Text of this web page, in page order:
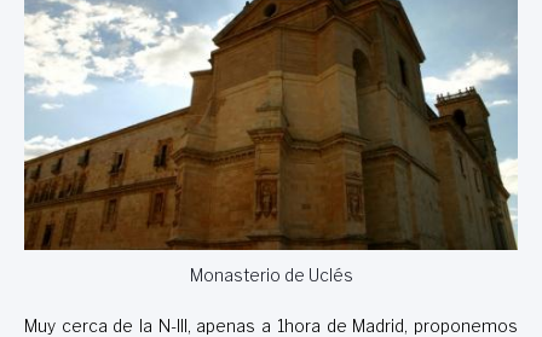
Monasterio de Uclés
Muy cerca de la N-III, apenas a 1hora de Madrid, proponemos